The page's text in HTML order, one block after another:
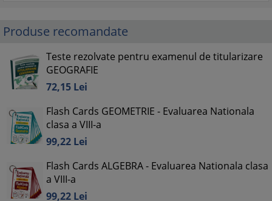
Produse recomandate
Teste rezolvate pentru examenul de titularizare
GEOGRAFIE
72,15 Lei
Flash Cards GEOMETRIE - Evaluarea Nationala
clasa a VIII-a
99,22 Lei
Flash Cards ALGEBRA - Evaluarea Nationala clasa
a VIII-a
99,22 Lei